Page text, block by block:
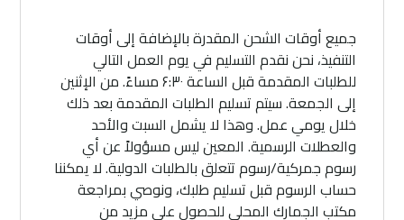
جميع أوقات الشحن المقدرة بالإضافة إلى أوقات
التنفيذ، نحن نقدم التسليم في يوم العمل التالي
للطلبات المقدمة قبل الساعة ۶:۳۰ مساءً. من الإثنين
إلى الجمعة. سيتم تسليم الطلبات المقدمة بعد ذلك
خلال يومي عمل. وهذا لا يشمل السبت والأحد
والعطلات الرسمية. المعين ليس مسؤولاً عن أي
رسوم جمركية/رسوم تتعلق بالطلبات الدولية. لا يمكننا
حساب الرسوم قبل تسليم طلبك، ونوصي بمراجعة
مكتب الجمارك المحلي للحصول على مزيد من